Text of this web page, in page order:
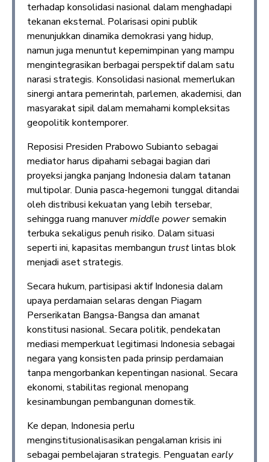
terhadap konsolidasi nasional dalam menghadapi
tekanan eksternal. Polarisasi opini publik
menunjukkan dinamika demokrasi yang hidup,
namun juga menuntut kepemimpinan yang mampu
mengintegrasikan berbagai perspektif dalam satu
narasi strategis. Konsolidasi nasional memerlukan
sinergi antara pemerintah, parlemen, akademisi, dan
masyarakat sipil dalam memahami kompleksitas
geopolitik kontemporer.
Reposisi Presiden Prabowo Subianto sebagai
mediator harus dipahami sebagai bagian dari
proyeksi jangka panjang Indonesia dalam tatanan
multipolar. Dunia pasca-hegemoni tunggal ditandai
oleh distribusi kekuatan yang lebih tersebar,
sehingga ruang manuvermiddle powersemakin
terbuka sekaligus penuh risiko. Dalam situasi
seperti ini, kapasitas membangun trustlintas blok
menjadi aset strategis.
Secara hukum, partisipasi aktif Indonesia dalam
upaya perdamaian selaras dengan Piagam
Perserikatan Bangsa-Bangsa dan amanat
konstitusi nasional. Secara politik, pendekatan
mediasi memperkuat legitimasi Indonesia sebagai
negara yang konsisten pada prinsip perdamaian
tanpa mengorbankan kepentingan nasional. Secara
ekonomi, stabilitas regional menopang
kesinambungan pembangunan domestik.
Ke depan, Indonesia perlu
menginstitusionalisasikan pengalaman krisis ini
sebagai pembelajaran strategis. Penguatan early